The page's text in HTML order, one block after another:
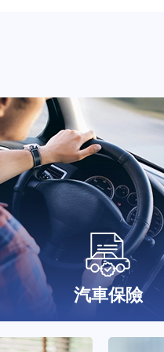
汽車保險